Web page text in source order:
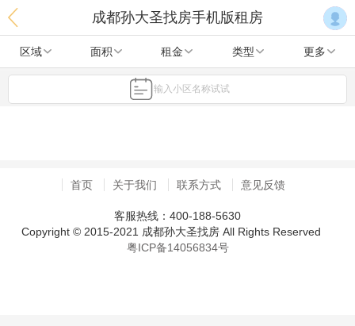
成都孙大圣找房手机版租房
区域 面积 租金 类型 更多
输入小区名称试试
首页 关于我们 联系方式 意见反馈
客服热线：400-188-5630
Copyright © 2015-2021 成都孙大圣找房 All Rights Reserved
粤ICP备14056834号